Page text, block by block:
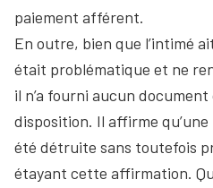
paiement afférent.
En outre, bien que l’intimé
était problématique et ne
il n’a fourni aucun
disposition. Il affirme
été détruite sans toutefois
étayant cette affirmation.